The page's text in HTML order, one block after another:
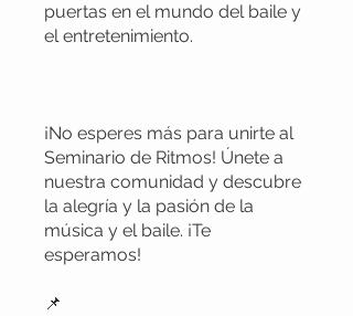
puertas en el mundo del baile y
el entretenimiento.
¡No esperes más para unirte al
Seminario de Ritmos! Únete a
nuestra comunidad y descubre
la alegría y la pasión de la
música y el baile. ¡Te
esperamos!
📌